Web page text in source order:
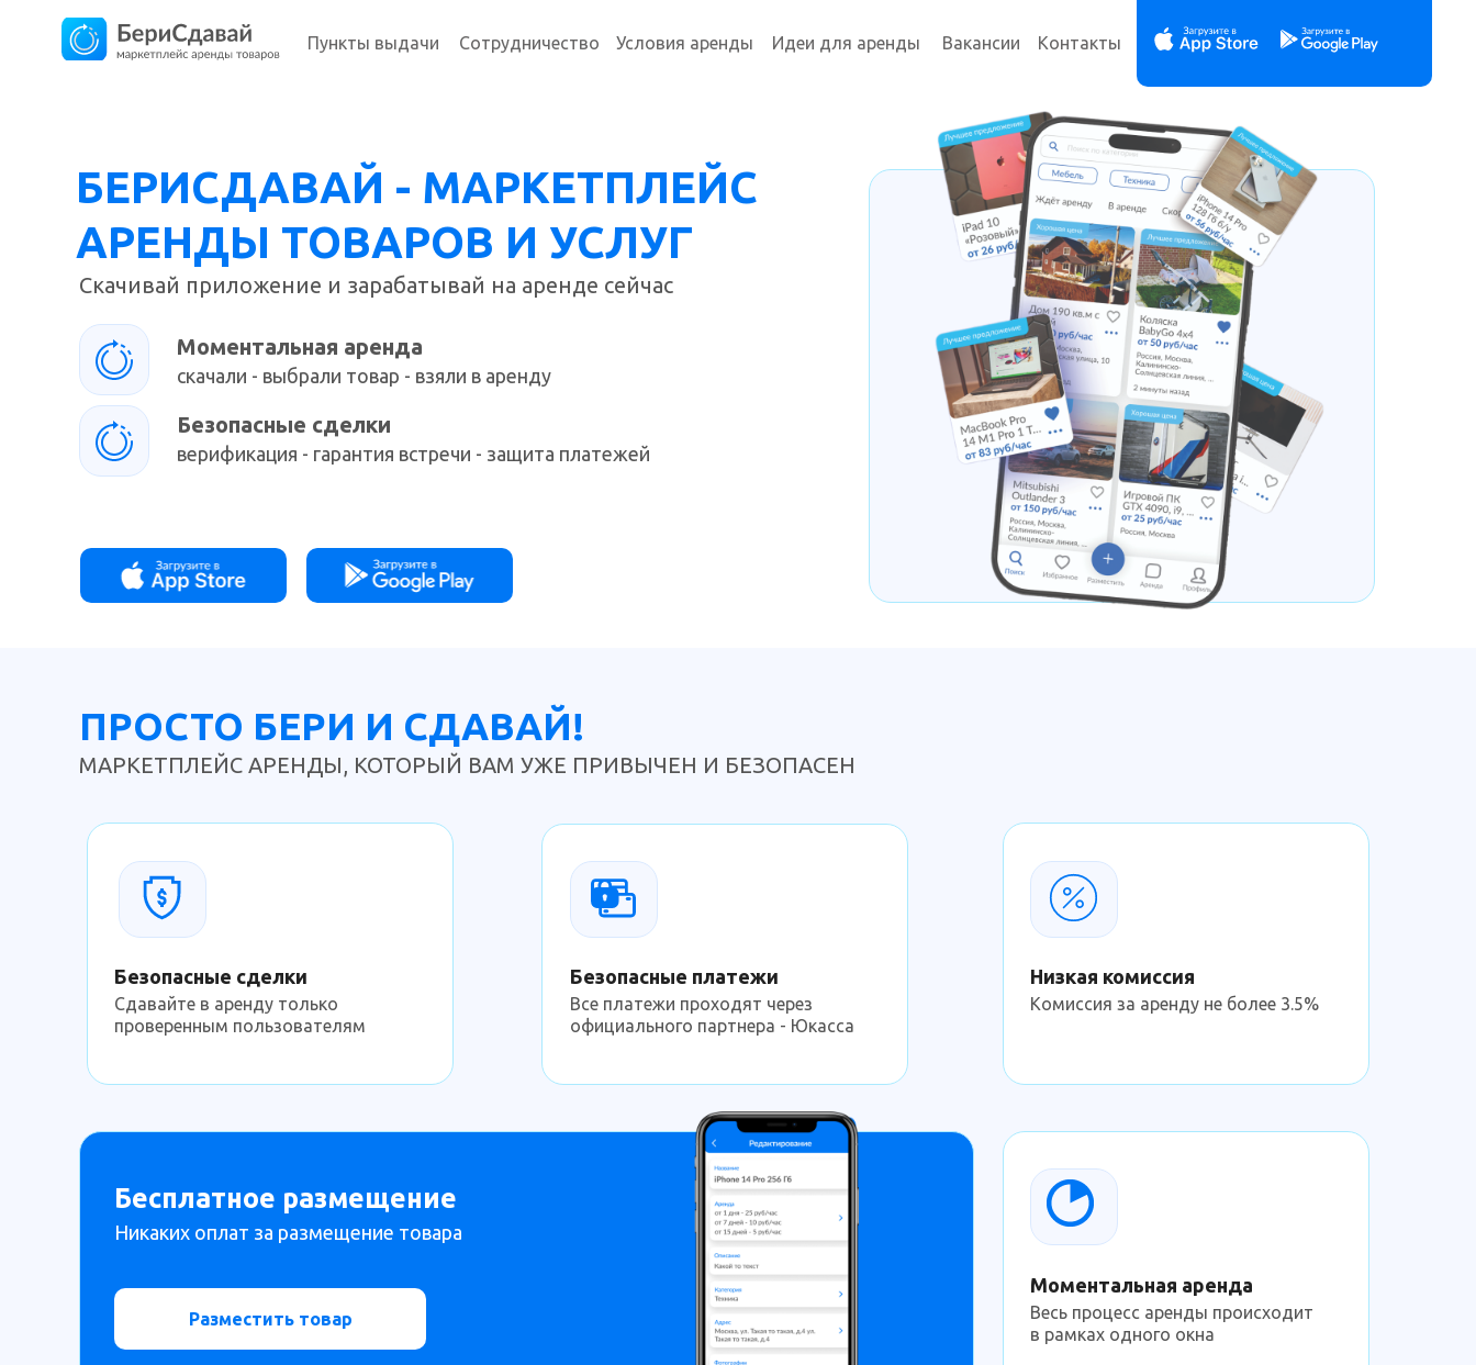
Идеи для аренды
Условия аренды Контакты
Вакансии
Сотрудничество
Пункты выдачи
скачали - выбрали товар - взяли в аренду
Моментальная аренда
БЕРИСДАВАЙ - МАРКЕТПЛЕЙС
АРЕНДЫ ТОВАРОВ И УСЛУГ
Безопасные сделки
верификация - гарантия встречи - защита платежей
Скачивай приложение и зарабатывай на аренде сейчас
Моментальная аренда
Весь процесс аренды происходит
в рамках одного окна
Безопасные платежи
Все платежи проходят через
официального партнера - Юкасса
Бесплатное размещение
Сдавайте в аренду только
проверенным пользователям
Безопасные сделки
Никаких оплат за размещение товара
Комиссия за аренду не более 3.5%
Низкая комиссия
ПРОСТО БЕРИ И СДАВАЙ!
Разместить товар
МАРКЕТПЛЕЙС АРЕНДЫ, КОТОРЫЙ ВАМ УЖЕ ПРИВЫЧЕН И БЕЗОПАСЕН